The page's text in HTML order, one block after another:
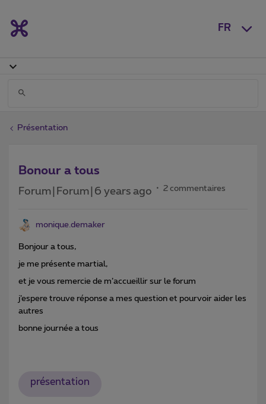
FR
Présentation
Bonour a tous
Forum|Forum|6 years ago 2 commentaires
monique.demaker
Bonjour a tous,
je me présente martial,
et je vous remercie de m’accueillir sur le forum
j’espere trouve réponse a mes question et pourvoir aider les
autres
bonne journée a tous
présentation